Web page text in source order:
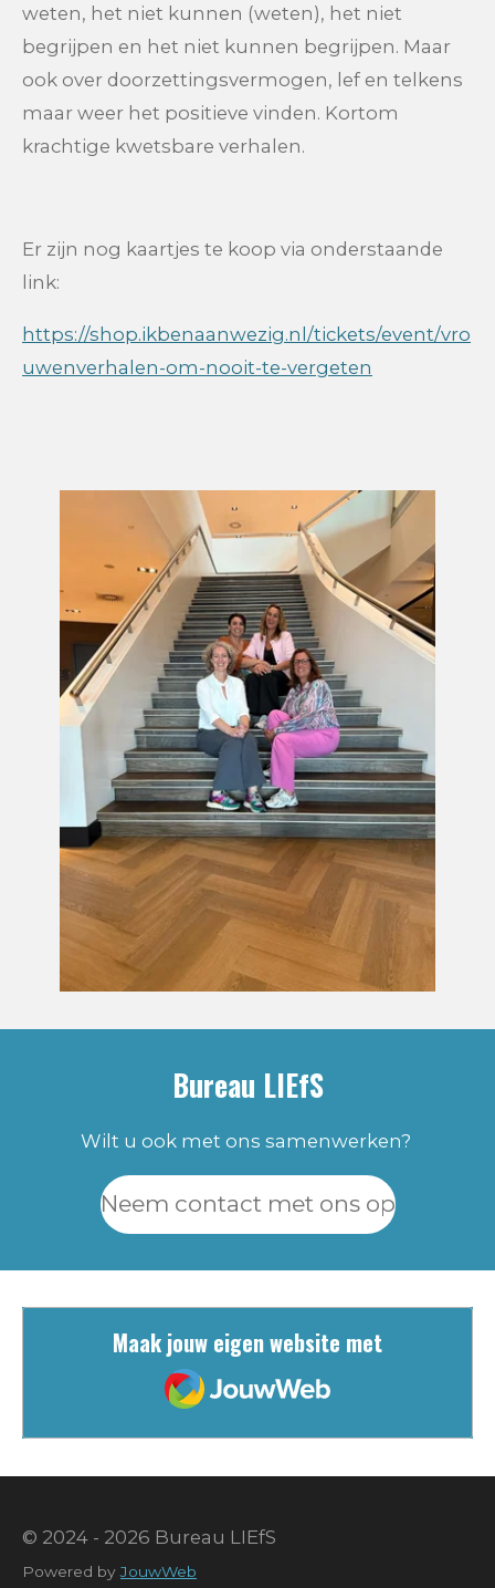
weten, het niet kunnen (weten), het niet
begrijpen en het niet kunnen begrijpen. Maar
ook over doorzettingsvermogen, lef en telkens
maar weer het positieve vinden. Kortom
krachtige kwetsbare verhalen.
Er zijn nog kaartjes te koop via onderstaande
link:
https://shop.ikbenaanwezig.nl/tickets/event/vro
uwenverhalen-om-nooit-te-vergeten
Bureau LIEfS
Wilt u ook met ons samenwerken?
Neem contact met ons op
Maak jouw eigen website met
JouwWeb
© 2024 - 2026 Bureau LIEfS
Powered byJouwWeb